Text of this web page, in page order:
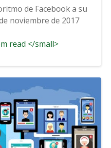
de Facebook a su
noviembre de 2017
read </small>